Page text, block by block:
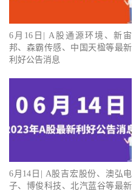
6月16日| A股通源环境、新宙
邦、森霸传感、中国天楹等最新
利好公告消息
6月14日| A股吉宏股份、澳弘电
子、博俊科技、北汽蓝谷等最新